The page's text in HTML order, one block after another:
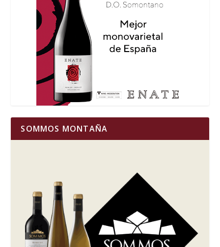
SOMMOS MONTAÑA